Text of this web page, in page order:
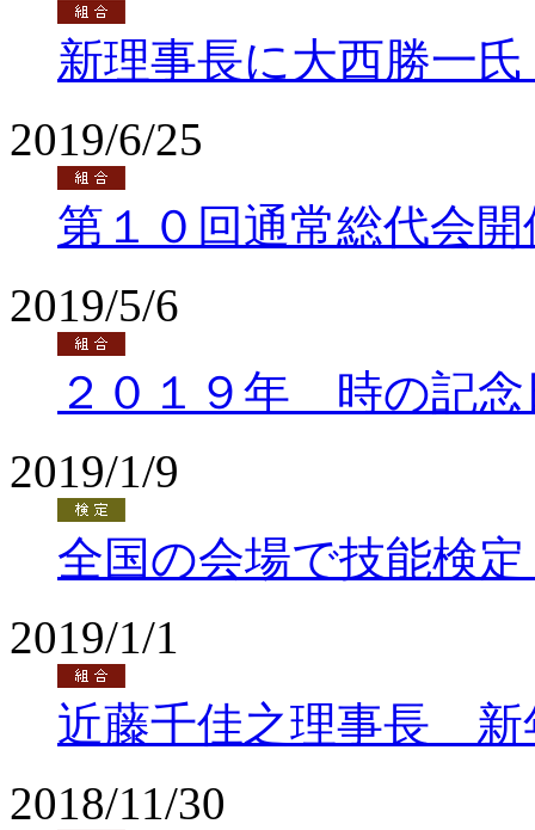
新理事長に大西勝一
2019/6/25
第１０回通常総代会開
2019/5/6
２０１９年 時の記
2019/1/9
全国の会場で技能検
2019/1/1
近藤千佳之理事長 新
2018/11/30